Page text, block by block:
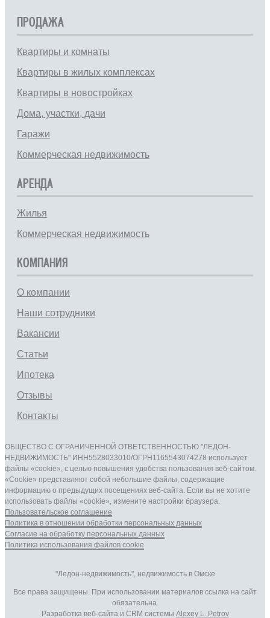
ПРОДАЖА
Квартиры и комнаты
Квартиры в жилых комплексах
Квартиры в новостройках
Дома, участки, дачи
Гаражи
Коммерческая недвижимость
АРЕНДА
Жилья
Коммерческая недвижимость
КОМПАНИЯ
О компании
Наши сотрудники
Вакансии
Статьи
Ипотека
Отзывы
Контакты
ОБЩЕСТВО С ОГРАНИЧЕННОЙ ОТВЕТСТВЕННОСТЬЮ "ЛЕДОН-
НЕДВИЖИМОСТЬ" ИНН5528033010/ОГРН1165543074278 использует
файлы «cookie», с целью повышения удобства пользования веб-сайтом.
«Cookie» представляют собой небольшие файлы, содержащие
информацию о предыдущих посещениях веб-сайта. Если вы не хотите
использовать файлы «cookie», измените настройки браузера.
Пользовательское соглашение
Политика в отношении обработки персональных данныx
Согласие на обработку персональных данныx
Политика использования файлов cookie
"Ледон-недвижимость", недвижимость в Омске
Все права защищены. При использовании материалов ссылка на сайт
обязательна.
Разработка веб-сайта и CRM системы Alexey L. Petrov